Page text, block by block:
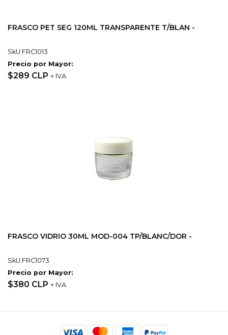
FRASCO PET SEG 120ML TRANSPARENTE T/BLAN -
SkU:FRC1013
Precio por Mayor:
$289 CLP + IVA
FRASCO VIDRIO 30ML MOD-004 TP/BLANC/DOR -
SkU:FRC1073
Precio por Mayor:
$380 CLP + IVA